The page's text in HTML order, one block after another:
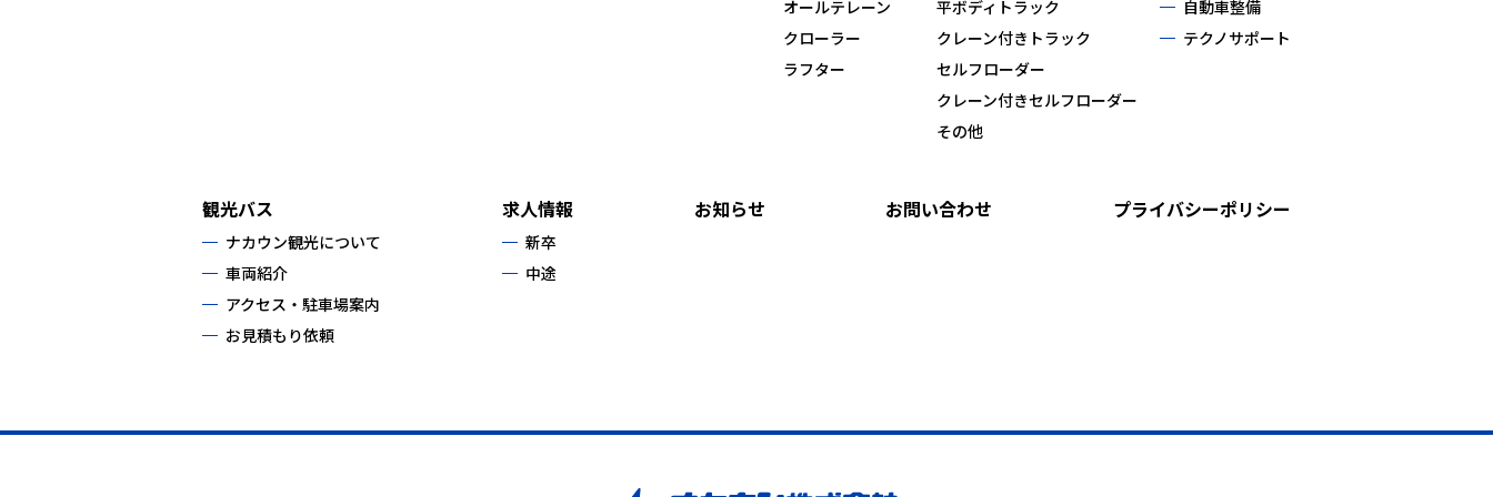
オールテレーン
クローラー
ラフター
平ボディトラック
クレーン付きトラック
セルフローダー
クレーン付きセルフローダー
その他
自動車整備
テクノサポート
観光バス
ナカウン観光について
車両紹介
アクセス・駐車場案内
お見積もり依頼
求人情報
新卒
中途
お知らせ お問い合わせ プライバシーポリシー